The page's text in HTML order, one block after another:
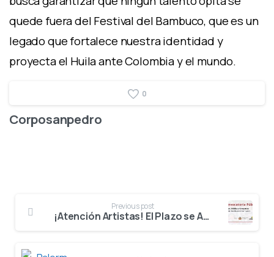
quede fuera del Festival del Bambuco, que es un
legado que fortalece nuestra identidad y
proyecta el Huila ante Colombia y el mundo.
0
Corposanpedro
Previous post
¡Atención Artistas! El Plazo se Amplía para la Convocatoria de Danzas, Música y Comparsas